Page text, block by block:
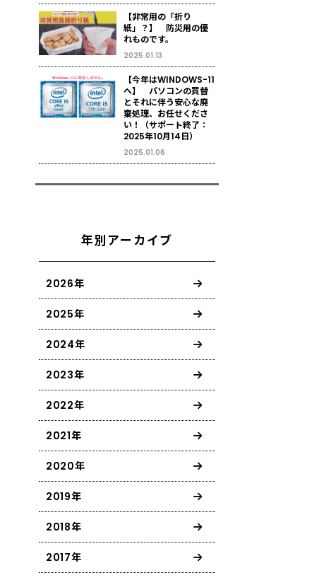
【非常用の「折り
紙」？】 防災用の優
れものです。
2025.01.13
【今年はWINDOWS-11
へ】 パソコンの買替
とそれに伴う安心な廃
棄処理、お任せくださ
い！（サポート終了：
2025年10月14日）
2025.01.06
年別アーカイブ
2026年
2025年
2024年
2023年
2022年
2021年
2020年
2019年
2018年
2017年